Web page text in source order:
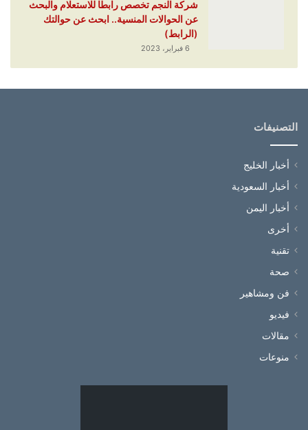
شركة النجم تخصص رابطا للاستعلام والبحث
عن الحوالات المنسية.. ابحث عن حوالتك
(الرابط)
6 فبراير، 2023
التصنيفات
أخبار الخليج
أخبار السعودية
أخبار اليمن
أخرى
تقنية
صحة
فن ومشاهير
فيديو
مقالات
منوعات